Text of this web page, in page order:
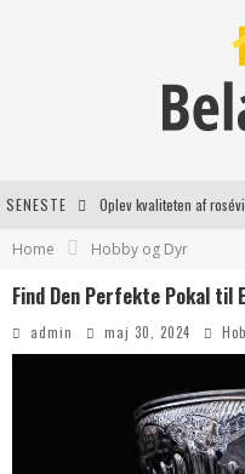
SENESTE
Effektiv rydning af
Home Hobby og Dyr
Find Den Perfekte Pokal til
admin maj 30, 2024